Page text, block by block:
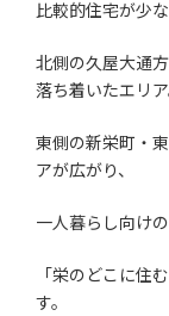
比較的住宅が少な
北側の久屋大通
落ち着いたエリア
東側の新栄町・
アが広がり、
一人暮らし向け
「栄のどこに住
す。